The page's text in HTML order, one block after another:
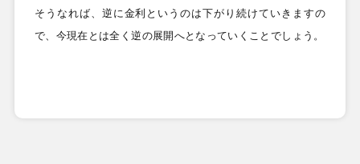
そうなれば、逆に金利というのは下がり続けていきますの
で、今現在とは全く逆の展開へとなっていくことでしょう。